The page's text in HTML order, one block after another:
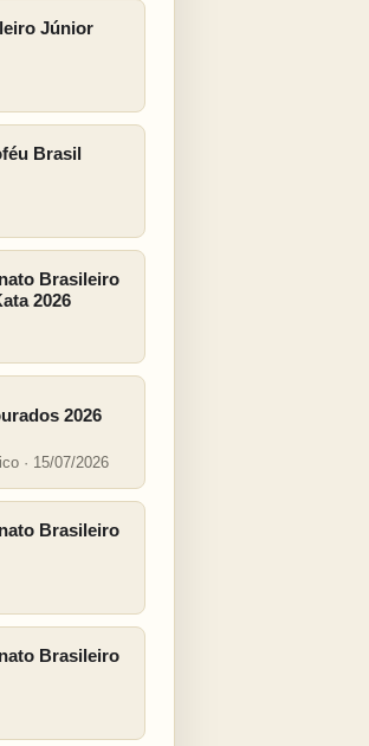
Júnior
Brasil
Brasileiro
2026
2026
· 15/07/2026
Brasileiro
Brasileiro